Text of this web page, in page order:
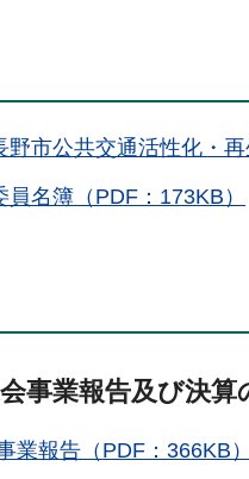
野市公共交通活性化・
員名簿（PDF：173KB）
事業報告及び決算
業報告（PDF：366KB）